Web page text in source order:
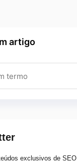
artigo
exclusivos de SEO